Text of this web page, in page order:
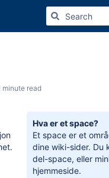
minute read
Hva er et space?
Et space er et
dine wiki-sider. Du
del-space, eller
hjemmeside.